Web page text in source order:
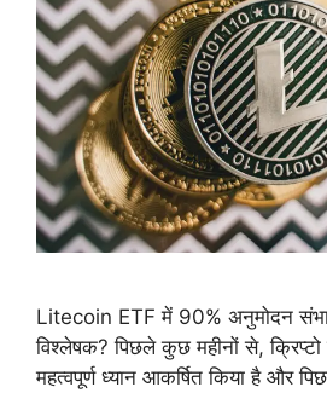
Litecoin ETF में 90% अनुमोदन
विश्लेषक? पिछले कुछ महीनों से, क्रिप्टो
महत्वपूर्ण ध्यान आकर्षित किया है और